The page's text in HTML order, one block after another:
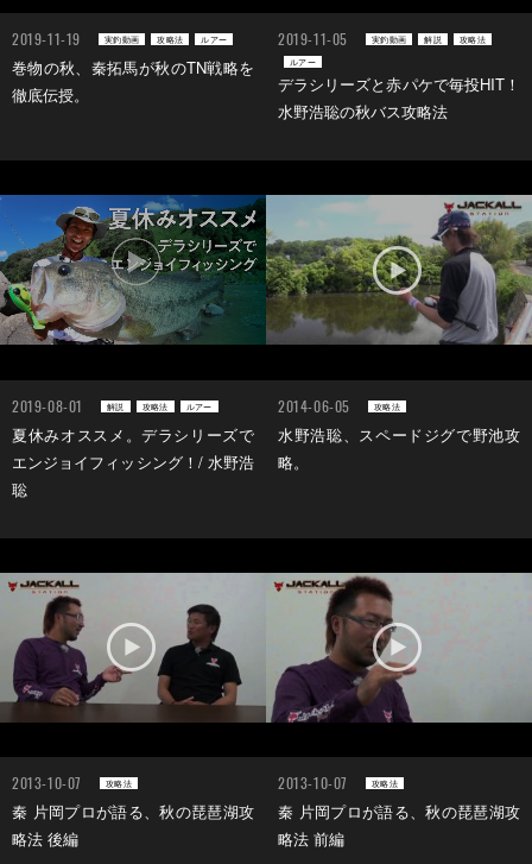
2019-11-19 実釣動画 攻略法 ルアー
巻物の秋、秦拓馬が秋のTN戦略を
徹底伝授。
2019-11-05 実釣動画 解説
攻略法
ルアー
デラシリーズと赤パケで毎投HIT！
水野浩聡の秋バス攻略法
2019-08-01 解説 攻略法 ルアー
夏休みオススメ。デラシリーズで
エンジョイフィッシング！/ 水野浩
聡
2014-06-05 攻略法
水野浩聡、スペードジグで野池攻
略。
2013-10-07 攻略法
秦 片岡プロが語る、秋の琵琶湖攻
略法 後編
2013-10-07 攻略法
秦 片岡プロが語る、秋の琵琶湖攻
略法 前編